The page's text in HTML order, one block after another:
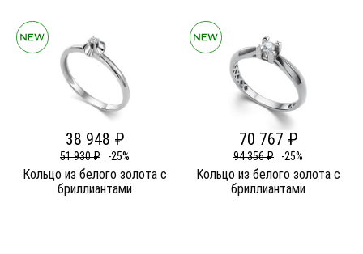
38 948 ₽
51 930 ₽ -25%
Кольцо из белого золота c
бриллиантами
70 767 ₽
94 356 ₽ -25%
Кольцо из белого золота c
бриллиантами